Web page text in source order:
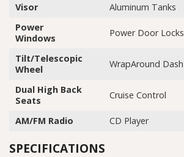
Visor
Aluminum Tanks
Power
Windows
Power Door Locks
Tilt/Telescopic
Wheel
WrapAround Dash
Dual High Back
Seats
Cruise Control
AM/FM Radio CD Player
SPECIFICATIONS